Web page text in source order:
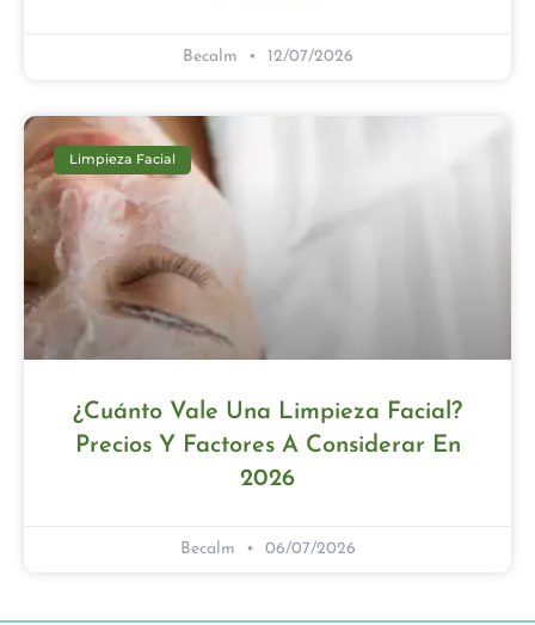
Becalm 12/07/2026
Limpieza Facial
¿Cuánto Vale Una Limpieza Facial?
Precios Y Factores A Considerar En
2026
Becalm 06/07/2026